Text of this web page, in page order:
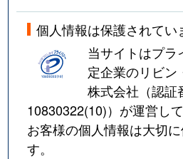
個人情報は保護されてい
当サイトはプラ
定企業のリビン
株式会社（認証
10830322(10)）が運営し
お客様の個人情報は大切
す。